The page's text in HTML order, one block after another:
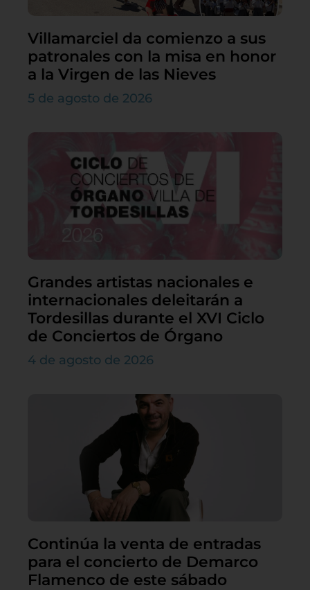
Villamarciel da comienzo a sus
patronales con la misa en honor
a la Virgen de las Nieves
5 de agosto de 2026
Grandes artistas nacionales e
internacionales deleitarán a
Tordesillas durante el XVI Ciclo
de Conciertos de Órgano
4 de agosto de 2026
Continúa la venta de entradas
para el concierto de Demarco
Flamenco de este sábado